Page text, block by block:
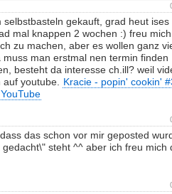
selbstbasteln gekauft, grad heut ises
mal knappen 2 wochen :) freu
zu machen, aber es wollen ganz
man erstmal nen termin finden
besteht da interesse ch.ill? weil
youtube.
Kracie - popin' cookin'
das schon vor mir geposted
steht ^^ aber ich freu mich